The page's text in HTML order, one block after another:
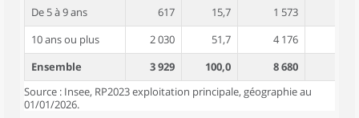
De 5 à 9 ans
617 15,7 1 573
10 ans ou plus
2 030 51,7 4 176
Ensemble
3 929 100,0 8 680
Source : Insee, RP2023 exploitation principale, géographie au
01/01/2026.